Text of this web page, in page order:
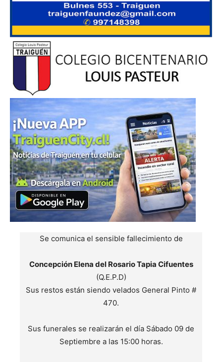
Se comunica el sensible fallecimiento de
Concepción Elena del Rosario Tapia Cifuentes
(Q.E.P.D)
Sus restos están siendo velados General Pinto #
470.
Sus funerales se realizarán el día Sábado 09 de
Septiembre a las 15:00 horas.